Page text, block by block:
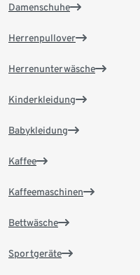
Damenschuhe
Herrenpullover
Herrenunterwäsche
Kinderkleidung
Babykleidung
Kaffee
Kaffeemaschinen
Bettwäsche
Sportgeräte